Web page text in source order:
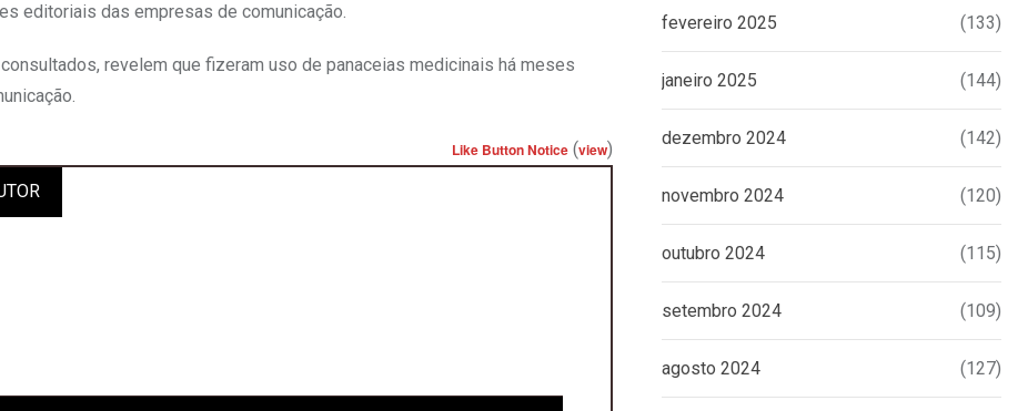
editoriais das empresas de comunicação.
revelem que fizeram uso de panaceias medicinais há meses
Like Button Notice (view)
fevereiro 2025 (133)
janeiro 2025 (144)
dezembro 2024 (142)
novembro 2024 (120)
outubro 2024 (115)
setembro 2024 (109)
agosto 2024 (127)